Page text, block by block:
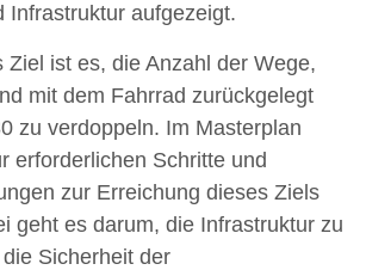
Infrastruktur aufgezeigt.
Ziel ist es, die Anzahl der Wege,
mit dem Fahrrad zurückgelegt
zu verdoppeln. Im Masterplan
erforderlichen Schritte und
zur Erreichung dieses Ziels
geht es darum, die Infrastruktur zu
Sicherheit der